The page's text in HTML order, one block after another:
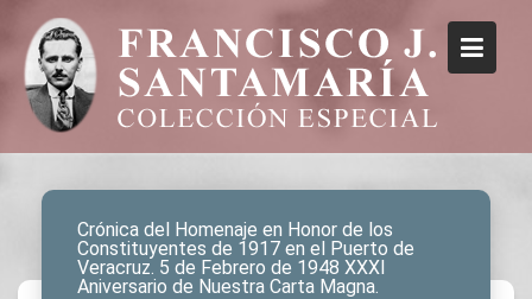
Crónica del Homenaje en Honor de los
Constituyentes de 1917 en el Puerto de
Veracruz. 5 de Febrero de 1948 XXXI
Aniversario de Nuestra Carta Magna.